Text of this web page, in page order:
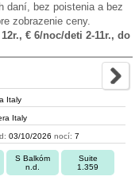
daní, bez poistenia a bez
zobrazenie ceny.
€ 6/noc/deti 2-11r., do
Italy
Italy
03/10/2026 nocí: 7
S Balkóm
n.d.
Suite
1.359